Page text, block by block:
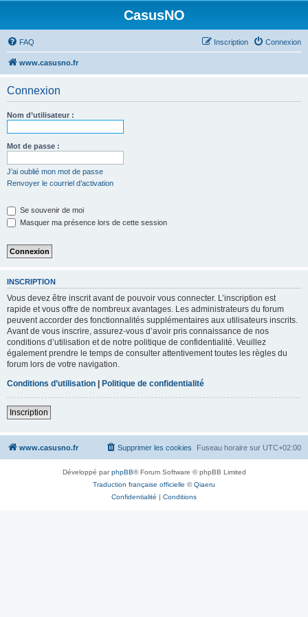
CasusNO
FAQ Connexion
Inscription
www.casusno.fr
Connexion
Nom d’utilisateur :
Mot de passe :
J’ai oublié mon mot de passe
Renvoyer le courriel d’activation
Se souvenir de moi
Masquer ma présence lors de cette session
INSCRIPTION
Vous devez être inscrit avant de pouvoir vous connecter. L’inscription est
rapide et vous offre de nombreux avantages. Les administrateurs du forum
peuvent accorder des fonctionnalités supplémentaires aux utilisateurs inscrits.
Avant de vous inscrire, assurez-vous d’avoir pris connaissance de nos
conditions d’utilisation et de notre politique de confidentialité. Veuillez
également prendre le temps de consulter attentivement toutes les règles du
forum lors de votre navigation.
Conditions d’utilisation | Politique de confidentialité
Inscription
www.casusno.fr Fuseau horaire sur UTC+02:00
Supprimer les cookies
Développé parphpBB® Forum Software © phpBB Limited
Traduction française officielle ©Qiaeru
Confidentialité | Conditions